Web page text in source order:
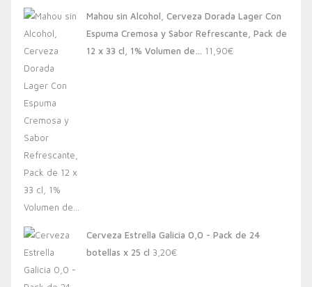
Mahou sin Alcohol, Cerveza Dorada Lager Con
Espuma Cremosa y Sabor Refrescante, Pack de
12 x 33 cl, 1% Volumen de… 11,90€
Cerveza Estrella Galicia 0,0 - Pack de 24
botellas x 25 cl 3,20€